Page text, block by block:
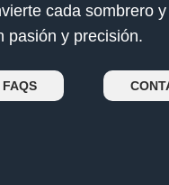
cada sombrero
pasión y precisión.
FAQS